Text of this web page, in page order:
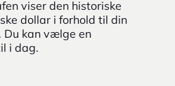
viser den historiske
dollar i forhold til din
Du kan vælge en
i dag.